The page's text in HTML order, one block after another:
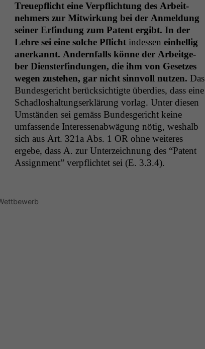
Treuepflicht eine Verpflich­tung des Arbeit­
nehmers zur Mitwirkung bei der Anmel­dung
sein­er Erfind­ung zum Patent ergibt. In der
Lehre sei eine solche Pflichtindessen ein­hel­lig
anerkan­nt. Andern­falls könne der Arbeit­ge­
ber Dien­sterfind­un­gen, die ihm von Geset­zes
wegen zuste­hen, gar nicht sin­nvoll nutzen. Das
Bun­des­gericht berück­sichtigte überdies, dass eine
Schad­loshal­tungserk­lärung vor­lag. Unter diesen
Umstän­den sei gemäss Bun­des­gericht keine
umfassende Inter­essen­ab­wä­gung nötig, weshalb
sich aus Art. 321a Abs. 1 OR ohne weit­eres
ergebe, dass A. zur Unterze­ich­nung des “Patent
Assign­ment” verpflichtet sei (E. 3.3.4).